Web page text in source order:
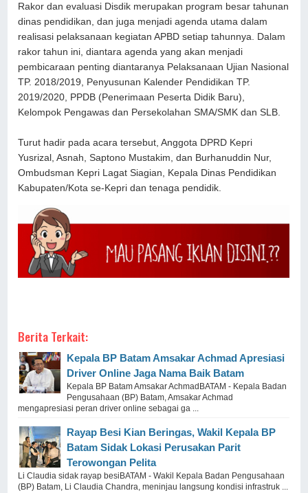
Rakor dan evaluasi Disdik merupakan program besar tahunan
dinas pendidikan, dan juga menjadi agenda utama dalam
realisasi pelaksanaan kegiatan APBD setiap tahunnya. Dalam
rakor tahun ini, diantara agenda yang akan menjadi
pembicaraan penting diantaranya Pelaksanaan Ujian Nasional
TP. 2018/2019, Penyusunan Kalender Pendidikan TP.
2019/2020, PPDB (Penerimaan Peserta Didik Baru),
Kelompok Pengawas dan Persekolahan SMA/SMK dan SLB.
Turut hadir pada acara tersebut, Anggota DPRD Kepri
Yusrizal, Asnah, Saptono Mustakim, dan Burhanuddin Nur,
Ombudsman Kepri Lagat Siagian, Kepala Dinas Pendidikan
Kabupaten/Kota se-Kepri dan tenaga pendidik.
Berita Terkait:
Kepala BP Batam Amsakar Achmad Apresiasi
Driver Online Jaga Nama Baik Batam
Kepala BP Batam Amsakar AchmadBATAM - Kepala Badan
Pengusahaan (BP) Batam, Amsakar Achmad
mengapresiasi peran driver online sebagai ga ...
Rayap Besi Kian Beringas, Wakil Kepala BP
Batam Sidak Lokasi Perusakan Parit
Terowongan Pelita
Li Claudia sidak rayap besiBATAM - Wakil Kepala Badan Pengusahaan
(BP) Batam, Li Claudia Chandra, meninjau langsung kondisi infrastruk ...